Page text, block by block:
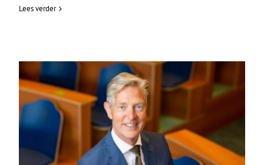
Lees verder